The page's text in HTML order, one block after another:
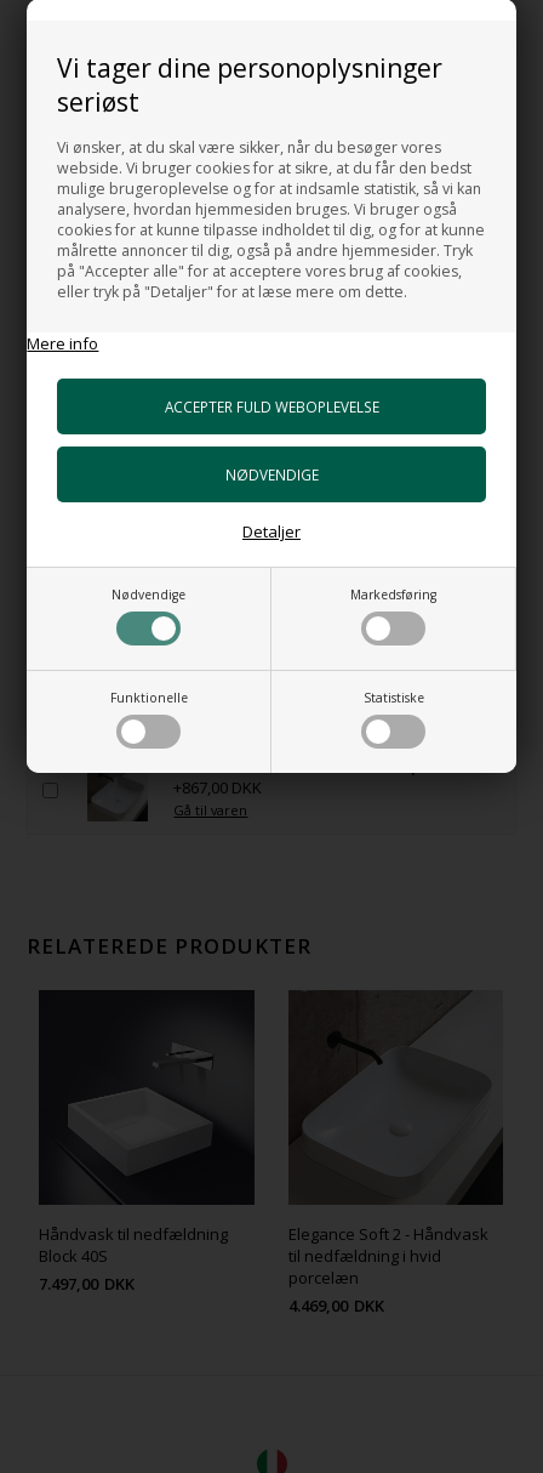
Vi tager dine personoplysninger
seriøst
Vi ønsker, at du skal være sikker, når du besøger vores
webside. Vi bruger cookies for at sikre, at du får den bedst
mulige brugeroplevelse og for at indsamle statistik, så vi kan
analysere, hvordan hjemmesiden bruges. Vi bruger også
cookies for at kunne tilpasse indholdet til dig, og for at kunne
målrette annoncer til dig, også på andre hjemmesider. Tryk
på "Accepter alle" for at acceptere vores brug af cookies,
eller tryk på "Detaljer" for at læse mere om dette.
Mere info
Nødvendige Markedsføring
Funktionelle Statistiske
Detaljer
GODT AT VIDE:
Mål:
Bredde: 75 cm
Dybde: 38 cm
Højde: 4 cm.
Materiale:
Porcelæn
Farve:
Hvid
Bemærk:
Du har valgt håndvasken uden hanehul.
Prisen er inkl. bundventil i porcelæn som ses på billedet.
HUSK OGSÅ DISSE
Bundventil Push i forkromet messing
+489,00 DKK
+867,00 DKK
Gå til varen
RELATEREDE PRODUKTER
Håndvask til nedfældning
Block 40S
7.497,00 DKK
Elegance Soft 2 - Håndvask
til nedfældning i hvid
porcelæn
4.469,00 DKK